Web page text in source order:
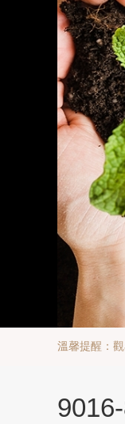
溫馨提醒：